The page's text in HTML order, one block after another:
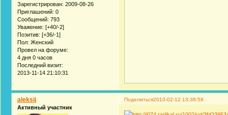
Зарегистрирован: 2009-08-26
Приглашений: 0
Сообщений: 793
Уважение: [+40/-2]
Позитив: [+36/-1]
Пол: Женский
Провел на форуме:
4 дня 0 часов
Последний визит:
2013-11-14 21:10:31
Поделиться2010-02-12 13:38:58
aleksij
Активный участник